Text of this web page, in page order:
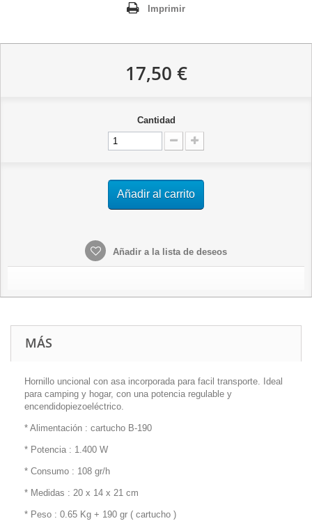
Imprimir
17,50 €
Cantidad
Añadir al carrito
Añadir a la lista de deseos
MÁS
Hornillo uncional con asa incorporada para facil transporte. Ideal
para camping y hogar, con una potencia regulable y
encendidopiezoeléctrico.
* Alimentación : cartucho B-190
* Potencia : 1.400 W
* Consumo : 108 gr/h
* Medidas : 20 x 14 x 21 cm
* Peso : 0.65 Kg + 190 gr ( cartucho )